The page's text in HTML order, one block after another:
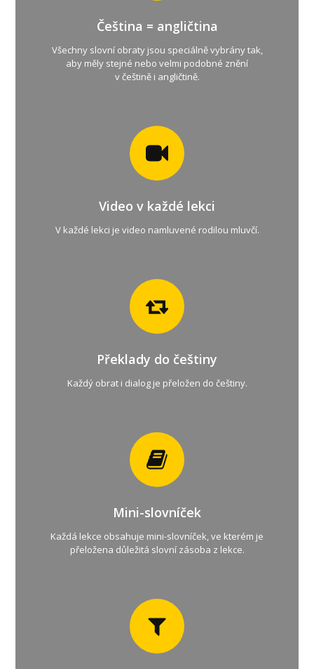
Čeština = angličtina
Všechny slovní obraty jsou speciálně vybrány tak,
aby měly stejné nebo velmi podobné znění
v češtině i angličtině.
Video v každé lekci
V každé lekci je video namluvené rodilou mluvčí.
Překlady do češtiny
Každý obrat i dialog je přeložen do češtiny.
Mini-slovníček
Každá lekce obsahuje mini-slovníček, ve kterém je
přeložena důležitá slovní zásoba z lekce.